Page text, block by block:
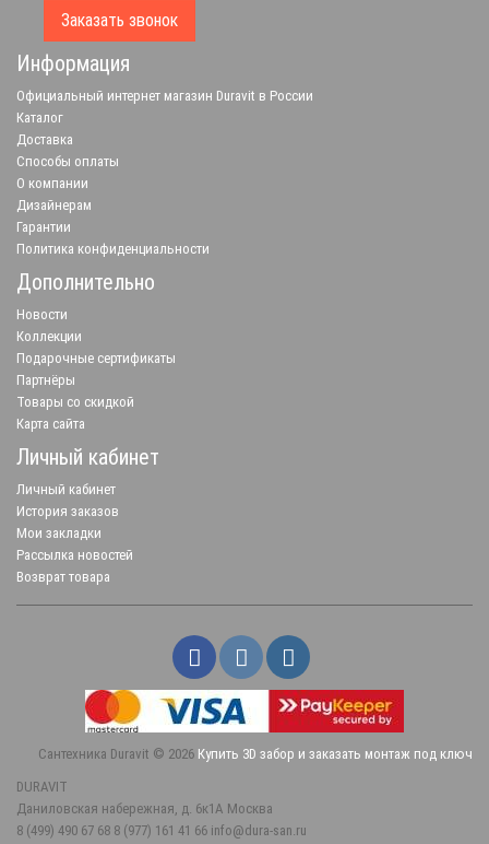
Заказать звонок
Информация
Официальный интернет магазин Duravit в России
Каталог
Доставка
Способы оплаты
О компании
Дизайнерам
Гарантии
Политика конфиденциальности
Дополнительно
Новости
Коллекции
Подарочные сертификаты
Партнёры
Товары со скидкой
Карта сайта
Личный кабинет
Личный кабинет
История заказов
Мои закладки
Рассылка новостей
Возврат товара
Сантехника Duravit © 2026 Купить 3D забор и заказать монтаж под ключ
DURAVIT
Даниловская набережная, д. 6к1А Москва
8 (499) 490 67 68 8 (977) 161 41 66 info@dura-san.ru